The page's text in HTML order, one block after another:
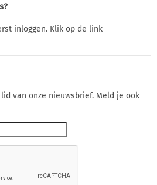
inloggen. Klik op de link
van onze nieuwsbrief. Meld je ook